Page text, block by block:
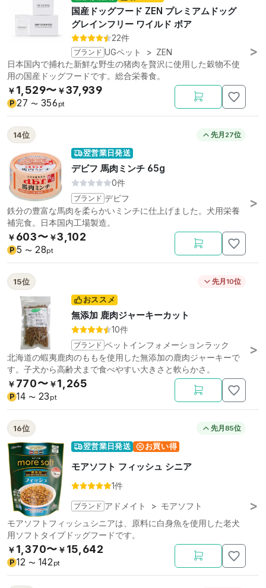
国産ドッグフード ZEN プレミアムドッグ
グレインフリー ワイルド ボア
22件
ブランド UGペット > ZEN
日本国内で捕れた新鮮な野生の猪肉を贅沢に使用した穀物不使
用の国産ドッグフードです。総合栄養食。
￥ 1,529〜 ￥37,939
P 27 〜 356 pt
14位 先月27位
翌営業日発送
デビフ 馬肉ミンチ 65g
0件
ブランド デビフ
鉄分の豊富な馬肉を柔らかいミンチに仕上げました。犬用栄養
補完食。日本国内工場製造。
￥ 603〜 ￥3,102
P 5 〜 28pt
15位 先月10位
おススメ
無添加 鹿肉ジャーキーカット
10件
ブランド ペットインフォメーションラック
北海道の蝦夷鹿肉のももを使用した無添加の鹿肉ジャーキーで
す。子犬から高齢犬まで食べやすい大きさと軟らかさ。
￥ 770〜 ￥1,265
P 14 〜 23 pt
16位 先月85位
翌営業日発送 お買い得
モアソフト フィッシュ シニア
1件
ブランド アドメイト > モアソフト
モアソフトフィッシュシニアは、原料に白身魚を使用した老犬
用ソフトタイプドッグフードです。
￥ 1,370〜 ￥ 15,642
P 12 〜 142 pt